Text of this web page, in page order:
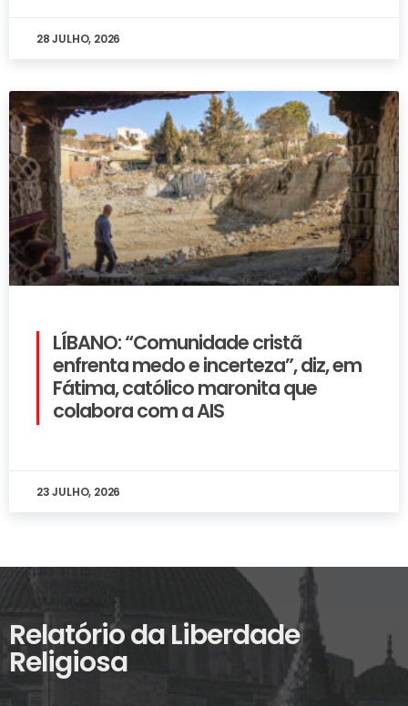
28 JULHO, 2026
LÍBANO: “Comunidade cristã
enfrenta medo e incerteza”, diz, em
Fátima, católico maronita que
colabora com a AIS
23 JULHO, 2026
Relatório da Liberdade
Religiosa